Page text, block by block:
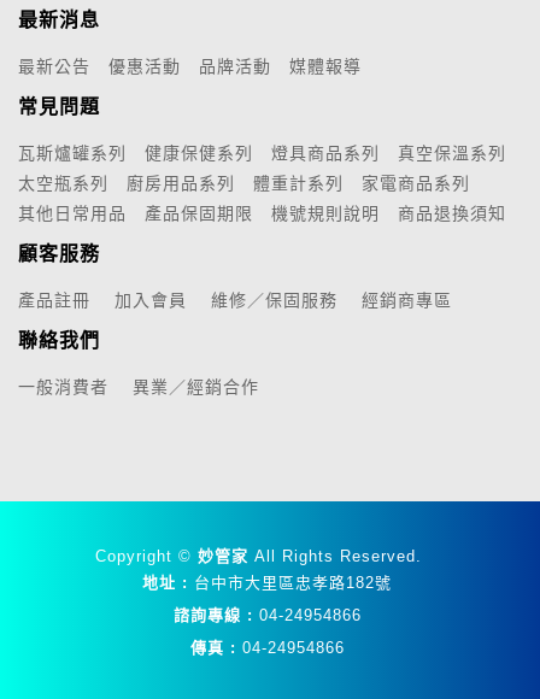
最新消息
最新公告 優惠活動 品牌活動 媒體報導
常見問題
瓦斯爐罐系列 健康保健系列 燈具商品系列
真空保溫系列
太空瓶系列
廚房用品系列 體重計系列
家電商品系列
其他日常用品
產品保固期限 機號規則說明 商品退換須知
顧客服務
產品註冊 加入會員 維修／保固服務 經銷商專區
聯絡我們
一般消費者 異業／經銷合作
Copyright © 妙管家 All Rights Reserved.
地址 : 台中市大里區忠孝路182號
諮詢專線 : 04-24954866
傳真 : 04-24954866